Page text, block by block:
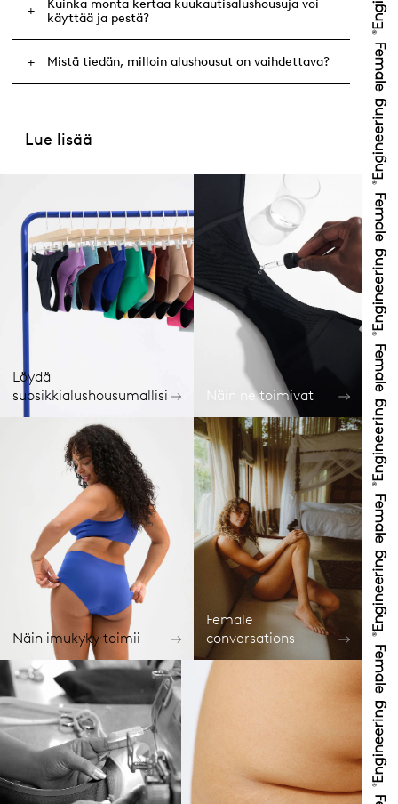
Kuinka monta kertaa kuukautisalushousuja voi
käyttää ja pestä?
Mistä tiedän, milloin alushousut on vaihdettava?
Lue lisää
Löydä
suosikkialushousumallisi
Näin ne toimivat
Näin imukyky toimii
Female
conversations